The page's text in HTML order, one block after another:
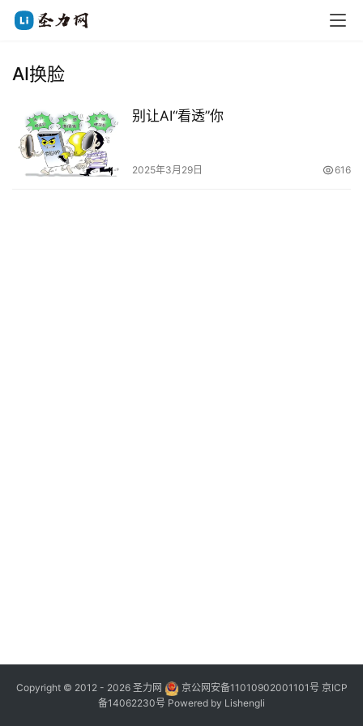
AI换脸
别让AI“看透”你
2025年3月29日 616
Copyright © 2012 - 2026 圣力网 京公网安备11010902001101号 京ICP
备14062230号 Powered by Lishengli